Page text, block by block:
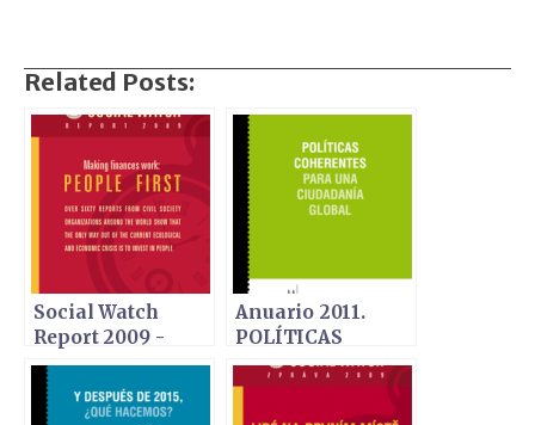
Related Posts:
Social Watch
Report 2009 -
Making finances
work: People first
Anuario 2011.
POLÍTICAS
COHERENTES
PARA UNA
CIUDADANÍA